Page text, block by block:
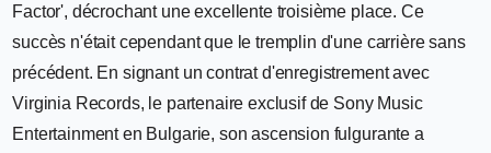
Factor', décrochant une excellente troisième place. Ce
succès n'était cependant que le tremplin d'une carrière sans
précédent. En signant un contrat d'enregistrement avec
Virginia Records, le partenaire exclusif de Sony Music
Entertainment en Bulgarie, son ascension fulgurante a